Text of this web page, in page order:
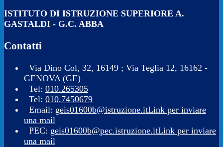
ISTITUTO DI ISTRUZIONE SUPERIORE A.
GASTALDI - G.C. ABBA
Contatti
Via Dino Col, 32, 16149 ; Via Teglia 12, 16162 -
GENOVA (GE)
Tel: 010.265305
Tel: 010.7450679
Email: geis01600b@istruzione.itLink per inviare
una mail
PEC: geis01600b@pec.istruzione.itLink per inviare
una mail